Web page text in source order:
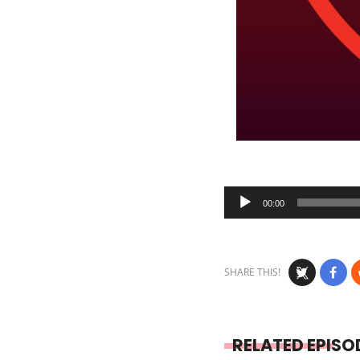
Audio
Player
00:00
SHARE THIS!
RELATED